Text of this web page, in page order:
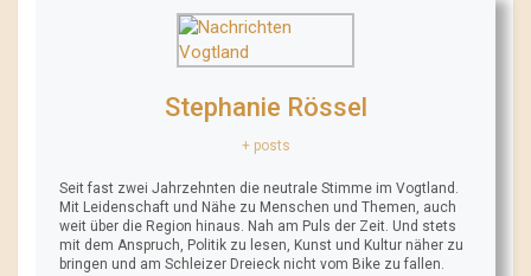
Stephanie Rössel
+ posts
Seit fast zwei Jahrzehnten die neutrale Stimme im Vogtland.
Mit Leidenschaft und Nähe zu Menschen und Themen, auch
weit über die Region hinaus. Nah am Puls der Zeit. Und stets
mit dem Anspruch, Politik zu lesen, Kunst und Kultur näher zu
bringen und am Schleizer Dreieck nicht vom Bike zu fallen.